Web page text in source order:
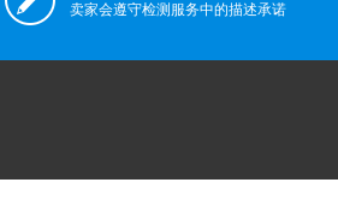
卖家会遵守检测服务中的描述承诺